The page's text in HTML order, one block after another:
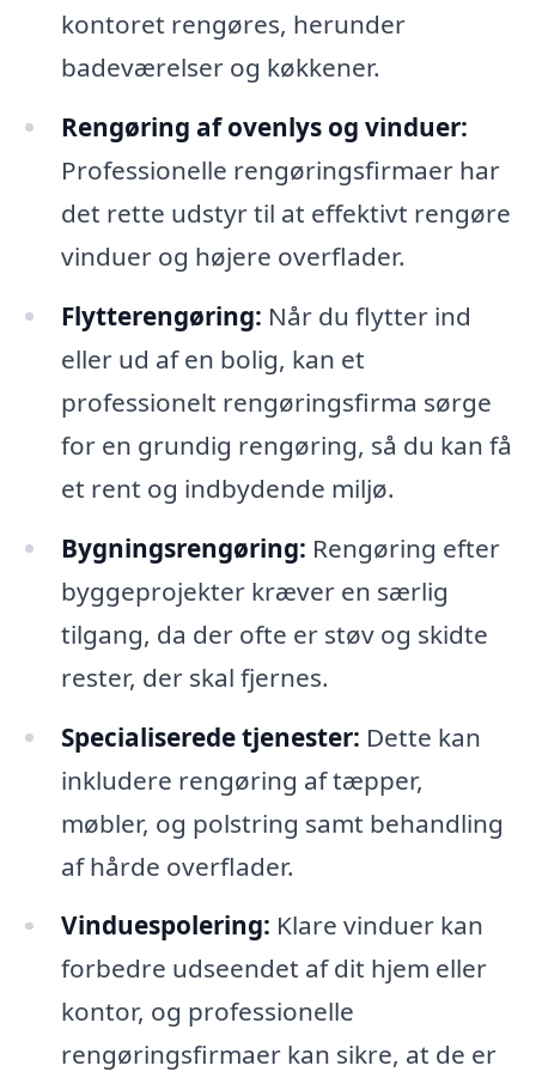
kontoret rengøres, herunder
badeværelser og køkkener.
Rengøring af ovenlys og vinduer:
Professionelle rengøringsfirmaer har
det rette udstyr til at effektivt rengøre
vinduer og højere overflader.
Flytterengøring: Når du flytter ind
eller ud af en bolig, kan et
professionelt rengøringsfirma sørge
for en grundig rengøring, så du kan få
et rent og indbydende miljø.
Bygningsrengøring: Rengøring efter
byggeprojekter kræver en særlig
tilgang, da der ofte er støv og skidte
rester, der skal fjernes.
Specialiserede tjenester: Dette kan
inkludere rengøring af tæpper,
møbler, og polstring samt behandling
af hårde overflader.
Vinduespolering: Klare vinduer kan
forbedre udseendet af dit hjem eller
kontor, og professionelle
rengøringsfirmaer kan sikre, at de er